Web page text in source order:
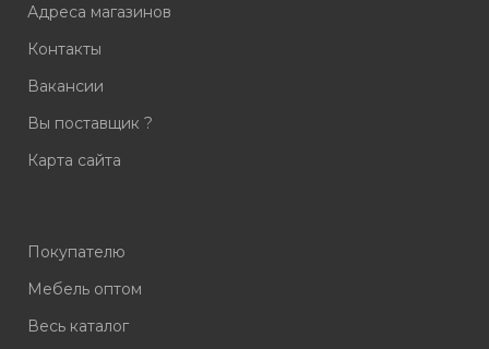
Адреса магазинов
Контакты
Вакансии
Вы поставщик ?
Карта сайта
Покупателю
Мебель оптом
Весь каталог